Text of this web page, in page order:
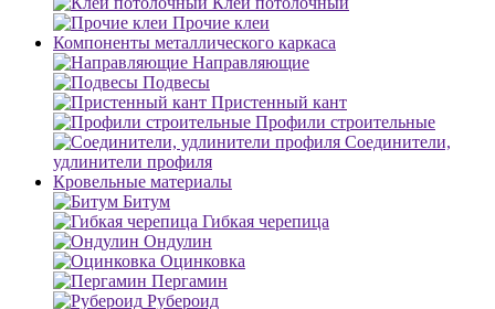
Прочие клеи
Компоненты металлического каркаса
Направляющие
Подвесы
Пристенный кант
Профили строительные
Соединители,
удлинители профиля
Кровельные материалы
Битум
Гибкая черепица
Ондулин
Оцинковка
Пергамин
Рубероид